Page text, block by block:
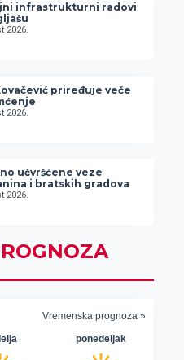
infrastrukturni radovi
2026.
priređuje veče
2026.
učvršćene veze
i bratskih gradova
2026.